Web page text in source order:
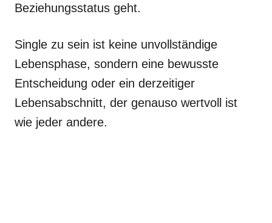
Beziehungsstatus geht.
Single zu sein ist keine unvollständige
Lebensphase, sondern eine bewusste
Entscheidung oder ein derzeitiger
Lebensabschnitt, der genauso wertvoll ist
wie jeder andere.